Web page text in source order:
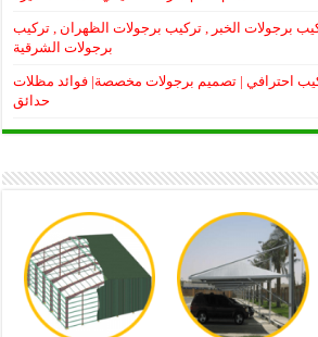
الدمام2025 , تركيب برجولات الخبر , تركيب برجولات الظهران , تركيب
برجولات الشرقية
احترافي | تصميم برجولات مخصصة| فوائد مظلات
حدائق